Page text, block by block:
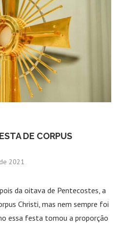
DE CORPUS
2021
da oitava de Pentecostes, a
Christi, mas nem sempre foi
essa festa tomou a proporção